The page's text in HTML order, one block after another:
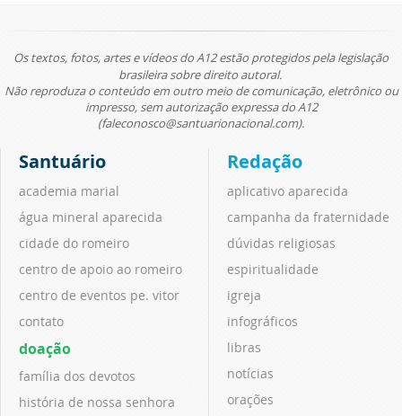
Os textos, fotos, artes e vídeos do A12 estão protegidos pela legislação
brasileira sobre direito autoral.
Não reproduza o conteúdo em outro meio de comunicação, eletrônico ou
impresso, sem autorização expressa do A12
(faleconosco@santuarionacional.com).
Santuário
academia marial
água mineral aparecida
cidade do romeiro
centro de apoio ao romeiro
centro de eventos pe. vitor
contato
doação
família dos devotos
história de nossa senhora
Redação
aplicativo aparecida
campanha da fraternidade
dúvidas religiosas
espiritualidade
igreja
infográficos
libras
notícias
orações